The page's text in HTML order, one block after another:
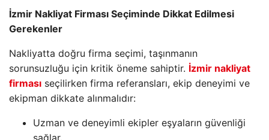
İzmir Nakliyat Firması Seçiminde Dikkat Edilmesi
Gerekenler
Nakliyatta doğru firma seçimi, taşınmanın
sorunsuzluğu için kritik öneme sahiptir. İzmir nakliyat
firması seçilirken firma referansları, ekip deneyimi ve
ekipman dikkate alınmalıdır:
Uzman ve deneyimli ekipler eşyaların güvenliği
sağlar.